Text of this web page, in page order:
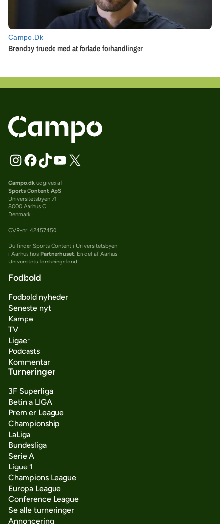
Campo.dkudgives af
Sports Content ApS
Universitetsbyen 71
8000 Aarhus C
Denmark
CVR-nr: 42457450
Du finder Sports Content i Universitetsbyen
i Aarhus hos Partnerhuset. En del af Aarhus
Universitets forskningsfond.
Fodbold
Fodbold nyheder
Seneste nyt
Kampe
TV
Ligaer
Podcasts
Kommentar
Turneringer
3F Superliga
Betinia LIGA
Premier League
Championship
LaLiga
Bundesliga
Serie A
Ligue 1
Champions League
Europa League
Conference League
Se alle turneringer
Annoncering